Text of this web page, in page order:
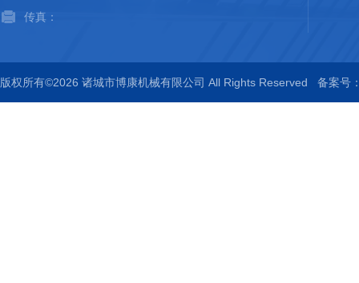
传真：
版权所有©2026 诸城市博康机械有限公司 All Rights Reserved 备案号